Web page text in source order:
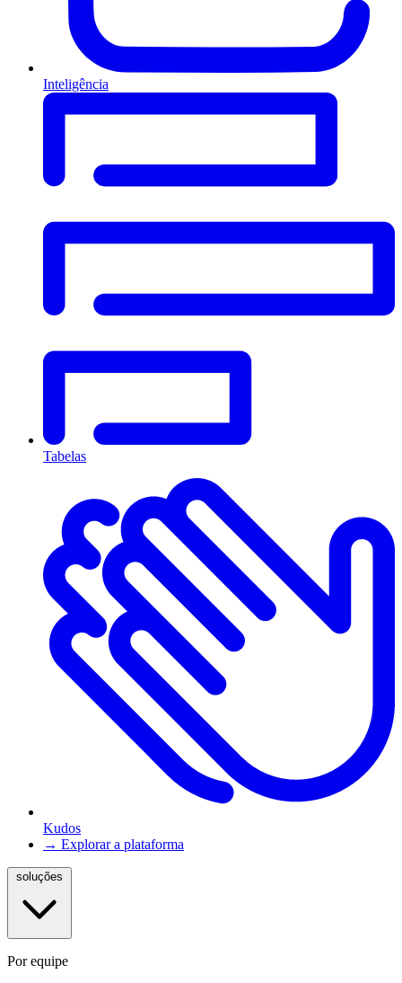
Inteligência
Tabelas
Kudos
→ Explorar a plataforma
Por equipe